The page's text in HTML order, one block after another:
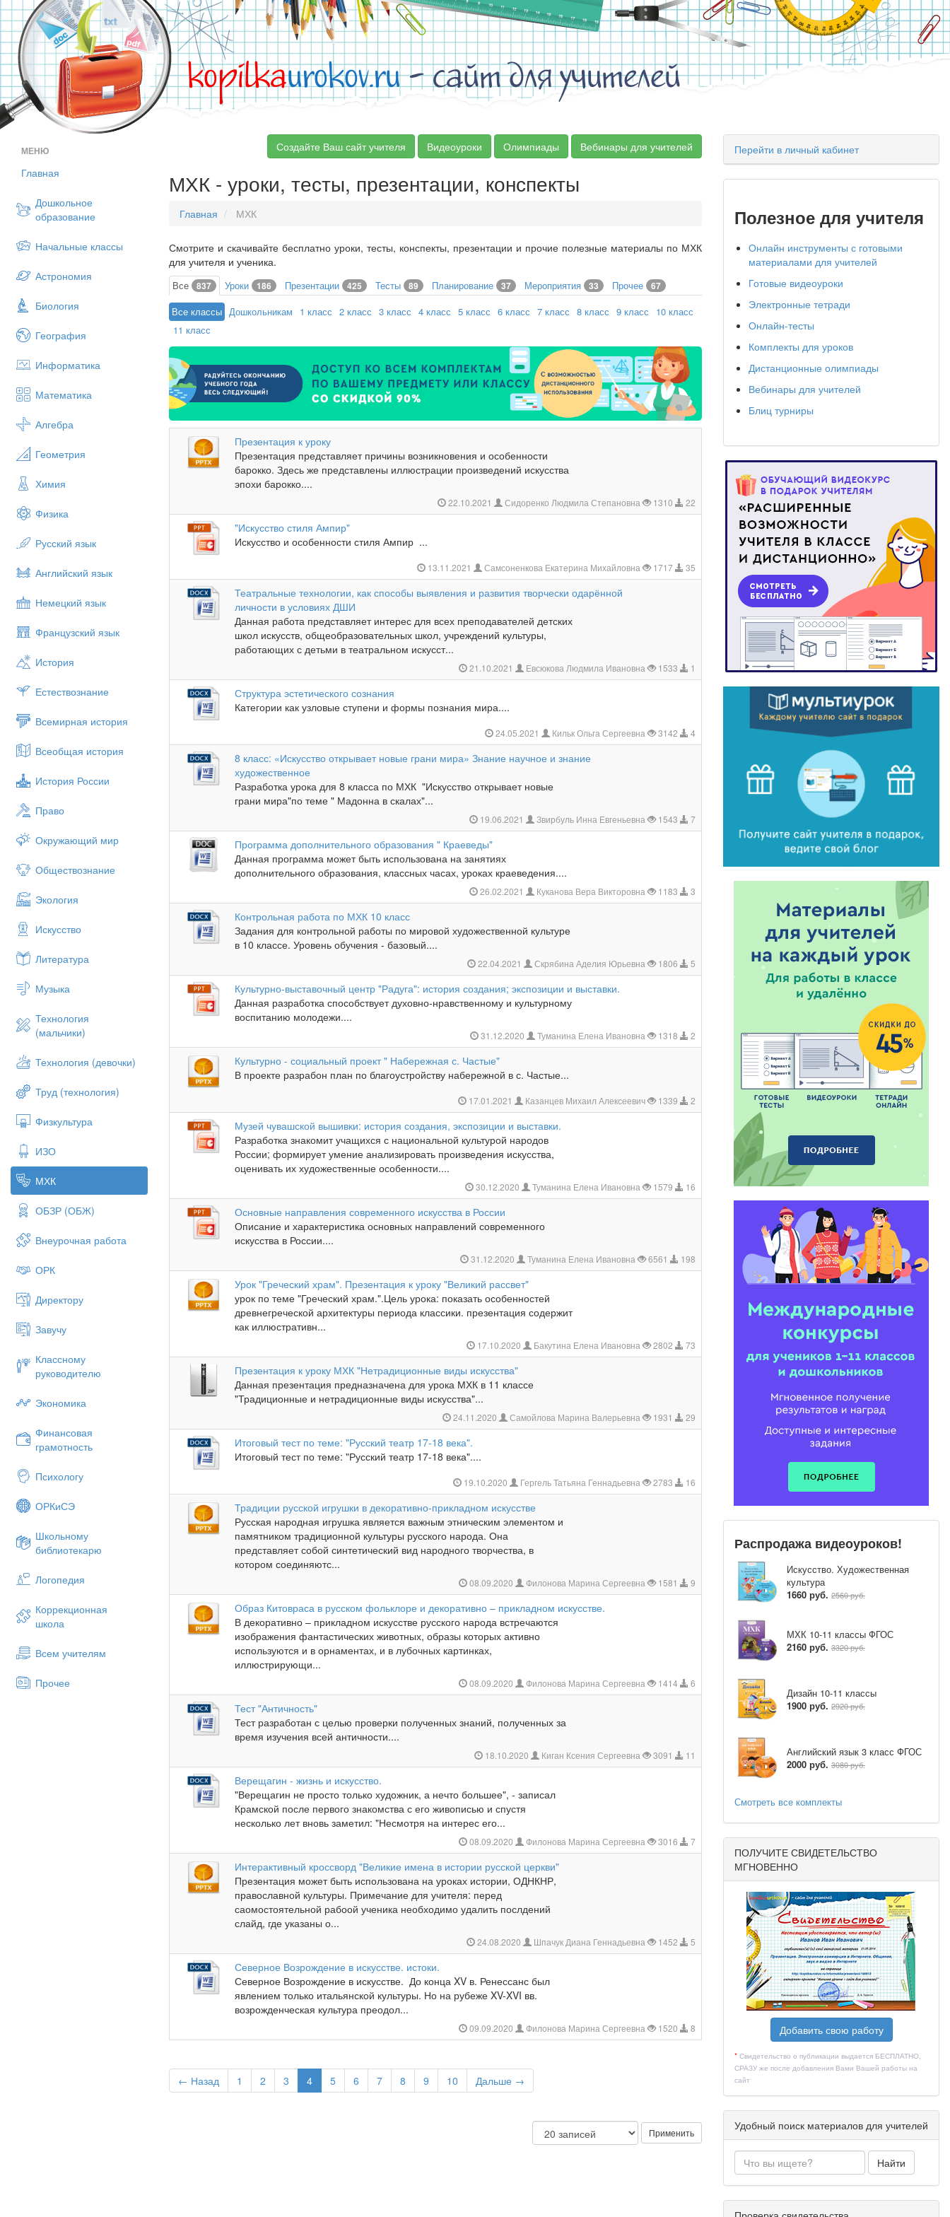
kopilkaurokov.ru- сайт для учителей
МЕНЮ
Главная
Дошкольное
образование
Начальные классы
Астрономия
Биология
География
Информатика
Математика
Алгебра
Геометрия
Химия
Физика
Русский язык
Английский язык
Немецкий язык
Французский язык
История
Естествознание
Всемирная история
Всеобщая история
История России
Право
Окружающий мир
Обществознание
Экология
Искусство
Литература
Музыка
Технология
(мальчики)
Технология (девочки)
Труд (технология)
Физкультура
ИЗО
МХК
ОБЗР (ОБЖ)
Внеурочная работа
ОРК
Директору
Завучу
Классному
руководителю
Экономика
Финансовая
грамотность
Психологу
ОРКиСЭ
Школьному
библиотекарю
Логопедия
Коррекционная
школа
Всем учителям
Прочее
Создайте Ваш сайт учителя Видеоуроки Олимпиады Вебинары для учителей
МХК - уроки, тесты, презентации, конспекты
Главная МХК
Смотрите и скачивайте бесплатно уроки, тесты, конспекты, презентации и прочие полезные материалы по МХК
для учителя и ученика.
Все 837 Уроки 186 Презентации 425 Тесты 89 Планирование 37 Мероприятия 33 Прочее 67
Все классы Дошкольникам 1 класс 2 класс 3 класс 4 класс 5 класс 6 класс 7 класс 8 класс 9 класс
10 класс
11 класс
Презентация к уроку
Презентация представляет причины возникновения и особенности
барокко. Здесь же представлены иллюстрации произведений искусства
эпохи барокко....
22.10.2021 Сидоренко Людмила Степановна 1310 22
"Искусство стиля Ампир"
Искусство и особенности стиля Ампир ...
13.11.2021 Самсоненкова Екатерина Михайловна 1717 35
Театральные технологии, как способы выявления и развития творчески одарённой
личности в условиях ДШИ
Данная работа представляет интерес для всех преподавателей детских
школ искусств, общеобразовательных школ, учреждений культуры,
работающих с детьми в театральном искусст...
21.10.2021 Евсюкова Людмила Ивановна 1533 1
Структура эстетического сознания
Категории как узловые ступени и формы познания мира....
24.05.2021 Кильк Ольга Сергеевна 3142 4
8 класс: «Искусство открывает новые грани мира» Знание научное и знание
художественное
Разработка урока для 8 класса по МХК "Искусство открывает новые
грани мира"по теме " Мадонна в скалах"...
19.06.2021 Звирбуль Инна Евгеньевна 1543 7
Программа дополнительного образования " Краеведы"
Данная программа может быть использована на занятиях
дополнительного образования, классных часах, уроках краеведения....
26.02.2021 Куканова Вера Викторовна 1183 3
Контрольная работа по МХК 10 класс
Задания для контрольной работы по мировой художественной культуре
в 10 классе. Уровень обучения - базовый....
22.04.2021 Скрябина Аделия Юрьевна 1806 5
Культурно-выставочный центр "Радуга": история создания; экспозиции и выставки.
Данная разработка способствует духовно-нравственному и культурному
воспитанию молодежи....
31.12.2020 Туманина Елена Ивановна 1318 2
Культурно - социальный проект " Набережная с. Частые"
В проекте разрабон план по благоустройству набережной в с. Частые...
17.01.2021 Казанцев Михаил Алексеевич 1339 2
Музей чувашской вышивки: история создания, экспозиции и выставки.
Разработка знакомит учащихся с национальной культурой народов
России; формирует умение анализировать произведения искусства,
оценивать их художественные особенности....
30.12.2020 Туманина Елена Ивановна 1579 16
Основные направления современного искусства в России
Описание и характеристика основных направлений современного
искусства в России....
31.12.2020 Туманина Елена Ивановна 6561 198
Урок "Греческий храм". Презентация к уроку "Великий рассвет"
урок по теме "Греческий храм.".Цель урока: показать особенностей
древнегреческой архитектуры периода классики. презентация содержит
как иллюстративн...
17.10.2020 Бакутина Елена Ивановна 2802 73
Презентация к уроку МХК "Нетрадиционные виды искусства"
Данная презентация предназначена для урока МХК в 11 классе
"Традиционные и нетрадиционные виды искусства"...
24.11.2020 Самойлова Марина Валерьевна 1931 29
Итоговый тест по теме: "Русский театр 17-18 века".
Итоговый тест по теме: "Русский театр 17-18 века"....
19.10.2020 Гергель Татьяна Геннадьевна 2783 16
Традиции русской игрушки в декоративно-прикладном искусстве
Русская народная игрушка является важным этническим элементом и
памятником традиционной культуры русского народа. Она
представляет собой синтетический вид народного творчества, в
котором соединяютс...
08.09.2020 Филонова Марина Сергеевна 1581 9
Образ Китовраса в русском фольклоре и декоративно – прикладном искусстве.
В декоративно – прикладном искусстве русского народа встречаются
изображения фантастических животных, образы которых активно
используются и в орнаментах, и в лубочных картинках,
иллюстрирующи...
08.09.2020 Филонова Марина Сергеевна 1414 6
Тест "Античность"
Тест разработан с целью проверки полученных знаний, полученных за
время изучения всей античности....
18.10.2020 Киган Ксения Сергеевна 3091 11
Верещагин - жизнь и искусство.
"Верещагин не просто только художник, а нечто большее", - записал
Крамской после первого знакомства с его живописью и спустя
несколько лет вновь заметил: "Несмотря на интерес его...
08.09.2020 Филонова Марина Сергеевна 3016 7
Интерактивный кроссворд "Великие имена в истории русской церкви"
Презентация может быть использована на уроках истории, ОДНКНР,
православной культуры. Примечание для учителя: перед
саомостоятельной рабоой ученика необходимо удалить послдений
слайд, где указаны о...
24.08.2020 Шпачук Диана Геннадьевна 1452 5
Северное Возрождение в искусстве. истоки.
Северное Возрождение в искусстве. До конца XV в. Ренессанс был
явлением только итальянской культуры. Но на рубеже XV-XVI вв.
возрожденческая культура преодол...
09.09.2020 Филонова Марина Сергеевна 1520 8
← Назад 1 2 3 4 5 6 7 8 9 10 Дальше →
Применить
Перейти в личный кабинет
Полезное для учителя
Онлайн инструменты с готовыми
материалами для учителей
Готовые видеоуроки
Электронные тетради
Онлайн-тесты
Комплекты для уроков
Дистанционные олимпиады
Вебинары для учителей
Блиц турниры
Распродажа видеоуроков!
Искусство. Художественная
культура
1660 руб. 2560 руб.
МХК 10-11 классы ФГОС
2160 руб. 3320 руб.
Дизайн 10-11 классы
1900 руб. 2920 руб.
Английский язык 3 класс ФГОС
2000 руб. 3080 руб.
Смотреть все комплекты
ПОЛУЧИТЕ СВИДЕТЕЛЬСТВО
МГНОВЕННО
Добавить свою работу
* Свидетельство о публикации выдается БЕСПЛАТНО,
СРАЗУ же после добавления Вами Вашей работы на
сайт
Удобный поиск материалов для учителей
Найти